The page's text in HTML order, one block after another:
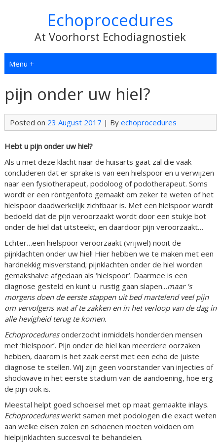
Echoprocedures
At Voorhorst Echodiagnostiek
Menu +
pijn onder uw hiel?
Posted on 23 August 2017 | By echoprocedures
Hebt u pijn onder uw hiel?
Als u met deze klacht naar de huisarts gaat zal die vaak
concluderen dat er sprake is van een hielspoor en u verwijzen
naar een fysiotherapeut, podoloog of podotherapeut. Soms
wordt er een röntgenfoto gemaakt om zeker te weten of het
hielspoor daadwerkelijk zichtbaar is. Met een hielspoor wordt
bedoeld dat de pijn veroorzaakt wordt door een stukje bot
onder de hiel dat uitsteekt, en daardoor pijn veroorzaakt…
Echter…een hielspoor veroorzaakt (vrijwel) nooit de
pijnklachten onder uw hiel! Hier hebben we te maken met een
hardnekkig misverstand; pijnklachten onder de hiel worden
gemakshalve afgedaan als ‘hielspoor’. Daarmee is een
diagnose gesteld en kunt u rustig gaan slapen...maar ‘s
morgens doen de eerste stappen uit bed martelend veel pijn
om vervolgens wat af te zakken en in het verloop van de dag in
alle hevigheid terug te komen.
Echoproceduresonderzocht inmiddels honderden mensen
met ‘hielspoor’. Pijn onder de hiel kan meerdere oorzaken
hebben, daarom is het zaak eerst met een echo de juiste
diagnose te stellen. Wij zijn geen voorstander van injecties of
shockwave in het eerste stadium van de aandoening, hoe erg
de pijn ook is.
Meestal helpt goed schoeisel met op maat gemaakte inlays.
Echoprocedureswerkt samen met podologen die exact weten
aan welke eisen zolen en schoenen moeten voldoen om
hielpijnklachten succesvol te behandelen.